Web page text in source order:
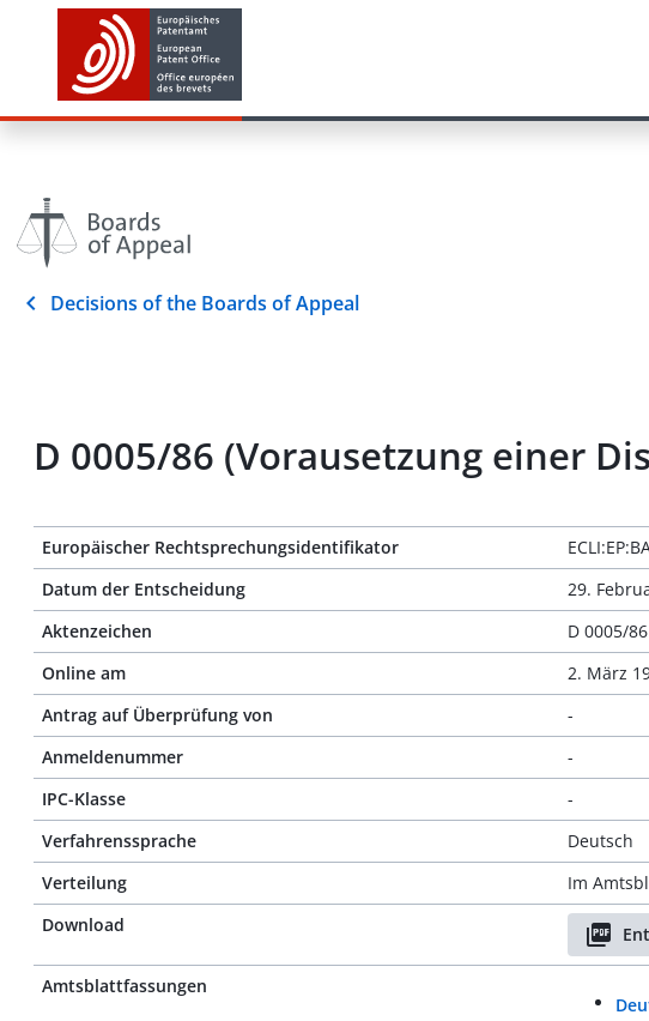
Decisions of the Boards of Appeal
D 0005/86 (Vorausetzung einer
Europäischer Rechtsprechungsidentifikator
Datum der Entscheidung
29.
Aktenzeichen
D 0005/86
Online am
2. März
Antrag auf Überprüfung von
-
Anmeldenummer
-
IPC-Klasse
-
Verfahrenssprache
Deutsch
Verteilung
Im
Download
Amtsblattfassungen